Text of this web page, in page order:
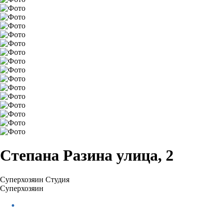
Степана Разина улица, 2
Суперхозяин Студия
Суперхозяин